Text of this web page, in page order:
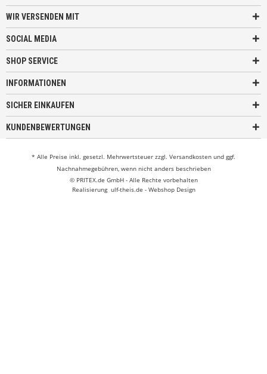
WIR VERSENDEN MIT
SOCIAL MEDIA
SHOP SERVICE
INFORMATIONEN
SICHER EINKAUFEN
KUNDENBEWERTUNGEN
* Alle Preise inkl. gesetzl. Mehrwertsteuer zzgl. Versandkosten und ggf.
Nachnahmegebühren, wenn nicht anders beschrieben
© PRITEX.de GmbH - Alle Rechte vorbehalten
Realisierung ulf-theis.de - Webshop Design